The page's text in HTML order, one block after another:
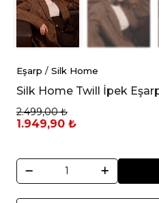
Eşarp / Silk Home
Silk Home Twill İpek
2.499,00 ₺
1.949,90 ₺